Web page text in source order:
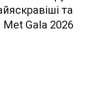
та
Met Gala 2026